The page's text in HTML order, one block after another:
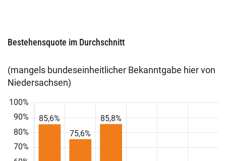
Bestehensquote im Durchschnitt
(mangels bundeseinheitlicher Bekanntgabe hier von
Niedersachsen)